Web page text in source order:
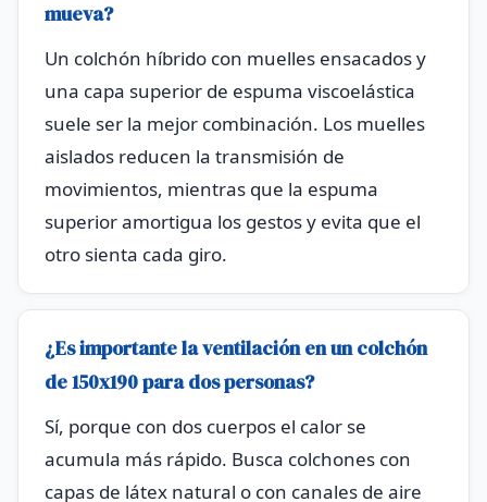
mueva?
Un colchón híbrido con muelles ensacados y
una capa superior de espuma viscoelástica
suele ser la mejor combinación. Los muelles
aislados reducen la transmisión de
movimientos, mientras que la espuma
superior amortigua los gestos y evita que el
otro sienta cada giro.
¿Es importante la ventilación en un colchón
de 150x190 para dos personas?
Sí, porque con dos cuerpos el calor se
acumula más rápido. Busca colchones con
capas de látex natural o con canales de aire